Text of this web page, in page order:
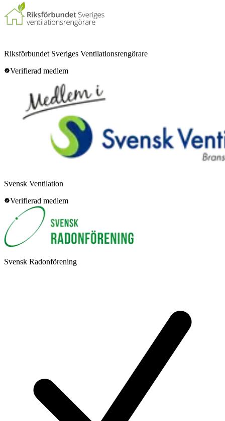
Riksförbundet Sveriges Ventilationsrengörare
Verifierad medlem
Svensk Ventilation
Verifierad medlem
Svensk Radonförening